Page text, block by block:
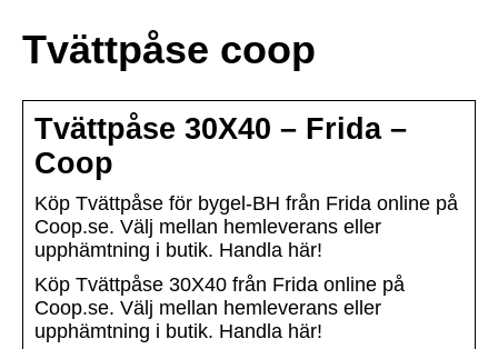
Tvättpåse coop
Tvättpåse 30X40 – Frida –
Coop
Köp Tvättpåse för bygel-BH från Frida online på
Coop.se. Välj mellan hemleverans eller
upphämtning i butik. Handla här!
Köp Tvättpåse 30X40 från Frida online på
Coop.se. Välj mellan hemleverans eller
upphämtning i butik. Handla här!